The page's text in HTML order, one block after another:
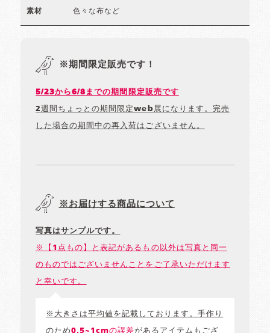
素材 色々な布など
※期間限定販売です！
5/23から6/8までの期間限定販売です
2週間ちょっとの期間限定web展になります。完売
した場合の期間中の再入荷はございません。
※お届けする商品について
写真はサンプルです。
※【1点もの】と表記があるもの以外は写真と同一
のものではございませんことをご了承いただけます
と幸いです。
※大きさは平均値を記載しております。手作り
のため0.5~1cmの誤差があるアイテムもござ